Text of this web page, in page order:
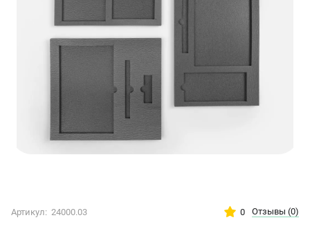
Артикул: 24000.03 0 Отзывы (0)